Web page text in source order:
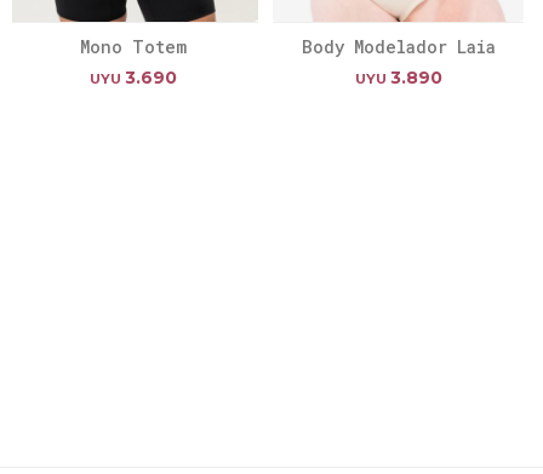
Mono Totem
UYU 3.690
Body Modelador Laia
UYU 3.890